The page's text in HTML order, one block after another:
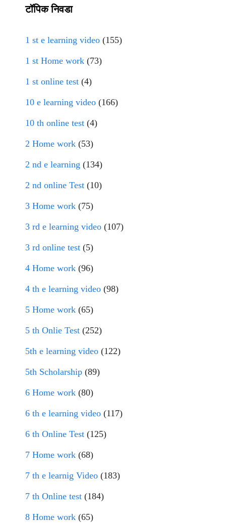
टॉपिक निवडा
1 st e learning video (155)
1 st Home work (73)
1 st online test (4)
10 e learning video (166)
10 th online test (4)
2 Home work (53)
2 nd e learning (134)
2 nd online Test (10)
3 Home work (75)
3 rd e learning video (107)
3 rd online test (5)
4 Home work (96)
4 th e learning video (98)
5 Home work (65)
5 th Onlie Test (252)
5th e learning video (122)
5th Scholarship (89)
6 Home work (80)
6 th e learning video (117)
6 th Online Test (125)
7 Home work (68)
7 th e learnig Video (183)
7 th Online test (184)
8 Home work (65)